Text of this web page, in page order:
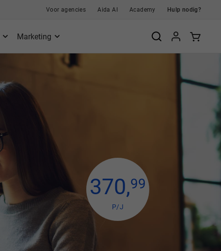
Voor agencies Aida AI Academy Hulp nodig?
Marketing
370,99
P/J